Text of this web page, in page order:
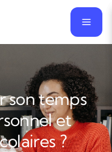
son temps
et
?